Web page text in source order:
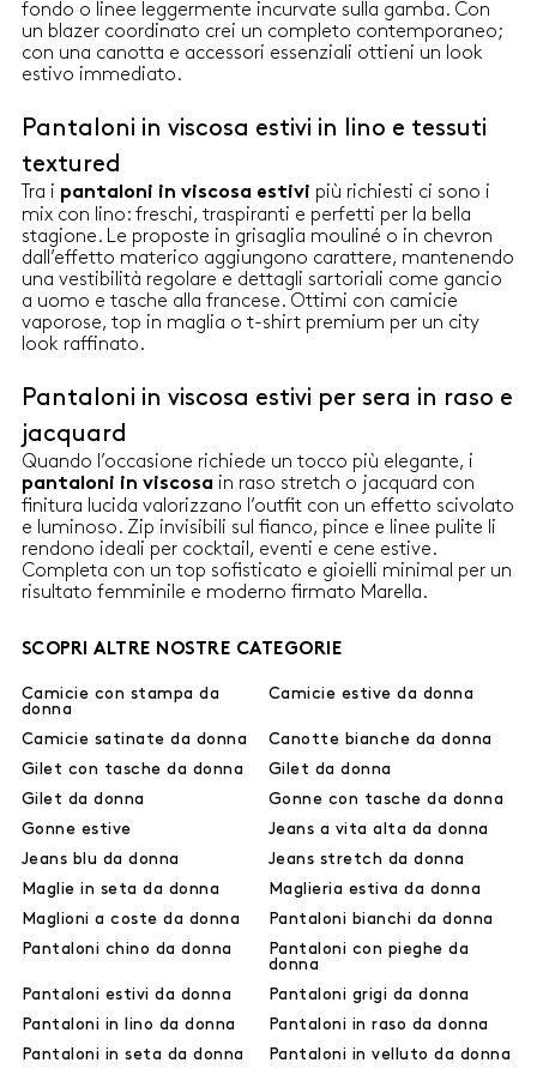
fondo o linee leggermente incurvate sulla gamba. Con
un blazer coordinato crei un completo contemporaneo;
con una canotta e accessori essenziali ottieni un look
estivo immediato.
Pantaloni in viscosa estivi in lino e tessuti
textured
Tra i pantaloni in viscosa estivi più richiesti ci sono i
mix con lino: freschi, traspiranti e perfetti per la bella
stagione. Le proposte in grisaglia mouliné o in chevron
dall’effetto materico aggiungono carattere, mantenendo
una vestibilità regolare e dettagli sartoriali come gancio
a uomo e tasche alla francese. Ottimi con camicie
vaporose, top in maglia o t-shirt premium per un city
look raffinato.
Pantaloni in viscosa estivi per sera in raso e
jacquard
Quando l’occasione richiede un tocco più elegante, i
pantaloni in viscosa in raso stretch o jacquard con
finitura lucida valorizzano l’outfit con un effetto scivolato
e luminoso. Zip invisibili sul fianco, pince e linee pulite li
rendono ideali per cocktail, eventi e cene estive.
Completa con un top sofisticato e gioielli minimal per un
risultato femminile e moderno firmato Marella.
SCOPRI ALTRE NOSTRE CATEGORIE
Camicie con stampa da
donna
Camicie estive da donna
Camicie satinate da donna
Canotte bianche da donna
Gilet con tasche da donna
Gilet da donna
Gilet da donna
Gonne con tasche da donna
Gonne estive
Jeans a vita alta da donna
Jeans blu da donna
Jeans stretch da donna
Maglie in seta da donna
Maglieria estiva da donna
Maglioni a coste da donna
Pantaloni bianchi da donna
Pantaloni chino da donna
Pantaloni con pieghe da
donna
Pantaloni estivi da donna
Pantaloni grigi da donna
Pantaloni in lino da donna
Pantaloni in raso da donna
Pantaloni in seta da donna
Pantaloni in velluto da donna